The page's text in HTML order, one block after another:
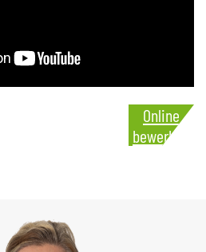
Online
bewerben